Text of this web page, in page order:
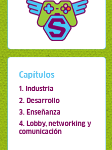
Capítulos
1. Industria
2. Desarrollo
3. Enseñanza
4. Lobby, networking y
comunicación